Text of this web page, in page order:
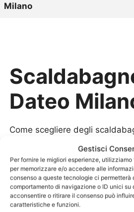
Gestisci
Per fornire le migliori esperienze,
per memorizzare e/o accedere alle
consenso a queste tecnologie ci permetterà
comportamento di navigazione o ID unici su
acconsentire o ritirare il consenso può
caratteristiche e funzioni.
Milano
Dateo
Come scegliere degli
ma senza prezzi eccessivi?
la proposta della linea di
Dateo Milano. Lo
Milanonon si ferma solo ad
scalda acqua. Si sono studiati